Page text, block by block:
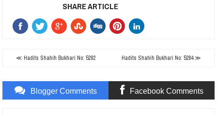
SHARE ARTICLE
≪ Hadits Shahih Bukhari No: 5282 Hadits Shahih Bukhari No: 5284 ≫
Blogger Comments Facebook Comments